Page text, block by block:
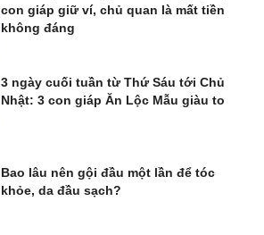
con giáp giữ ví, chủ quan là mất tiền
không đáng
3 ngày cuối tuần từ Thứ Sáu tới Chủ
Nhật: 3 con giáp Ăn Lộc Mẫu giàu to
Bao lâu nên gội đầu một lần để tóc
khỏe, da đầu sạch?